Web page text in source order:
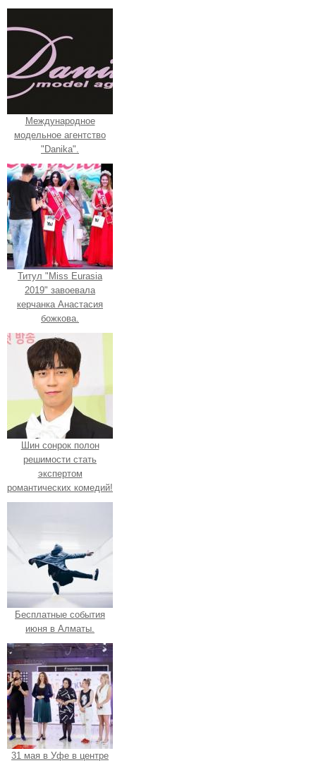
Mеждународное
модельное агентство
"Danika".
Титул "Miss Eurasia
2019" завоевала
керчанка Анастасия
божкова.
Шин сонрок полон
решимости стать
экспертом
романтических комедий!
Бесплатные события
июня в Алматы.
31 мая в Уфе в центре